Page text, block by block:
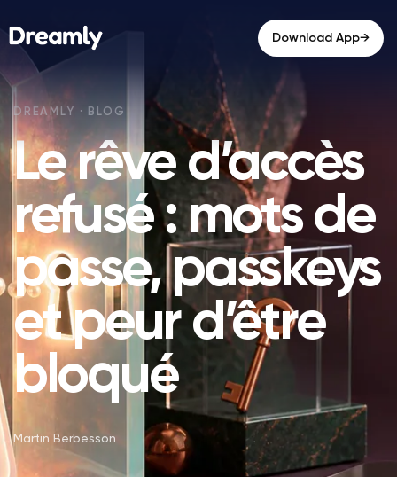
Download App→
Le rêve d’accès
refusé : mots de
passe, passkeys
et peur d’être
bloqué
Martin Berbesson